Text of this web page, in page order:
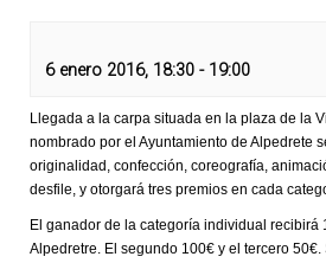
6 enero 2016, 18:30 - 19:00
Llegada a la carpa situada en la plaza de la
nombrado por el Ayuntamiento de Alpedrete
originalidad, confección, coreografía,
desfile, y otorgará tres premios en cada
El ganador de la categoría individual recibirá
Alpedretre. El segundo 100€ y el tercero